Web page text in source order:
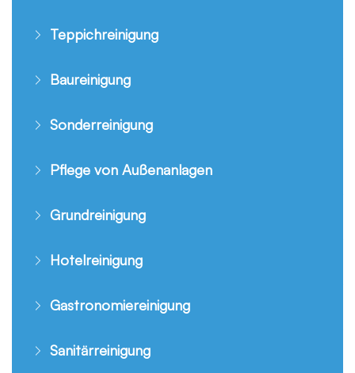
Teppichreinigung
Baureinigung
Sonderreinigung
Pflege von Außenanlagen
Grundreinigung
Hotelreinigung
Gastronomiereinigung
Sanitärreinigung